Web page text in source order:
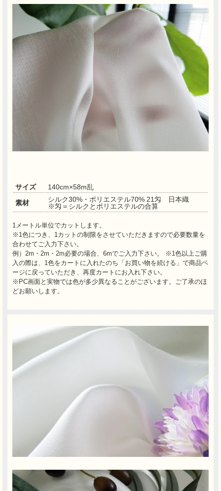
サイズ
140cm×58m乱
素材
シルク30%・ポリエステル70% 21匁 日本織
※匁＝シルクとポリエステルの合算
1メートル単位でカットします。
※1色につき、1カットの制限をさせていただきますので必要数量を
合わせてご入力下さい。
例）2m・2m・2m必要の場合、6mでご入力下さい。
※1色以上ご購
入の際は、1色をカートに入れたのち「お買い物を続ける」で商品ペ
ージに戻っていただき、再度カートにお入れ下さい。
※PC画面と実物では色が多少異なることがございます。ご了承のほ
どお願いします。